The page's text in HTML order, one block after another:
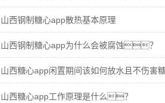
山西钢制糖心app散热基本原理
山西钢制糖心app为什么会被腐蚀？
山西糖心app闲置期间该如何放水且不伤害
山西糖心app工作原理是什么？